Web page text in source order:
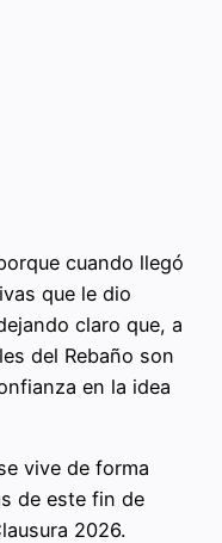
cuando llegó
que le dio
claro que, a
del Rebaño son
en la idea
vive de forma
de este fin de
2026.